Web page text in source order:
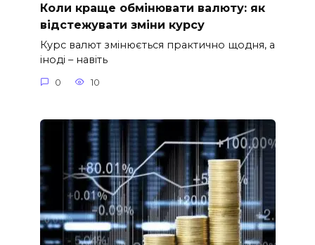
Коли краще обмінювати валюту: як
відстежувати зміни курсу
Курс валют змінюється практично щодня, а
іноді – навіть
0 10